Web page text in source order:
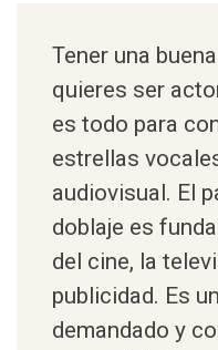
Tener una
quieres ser
es todo para
estrellas
audiovisual. El
doblaje es
del cine, la
publicidad. Es
demandado y